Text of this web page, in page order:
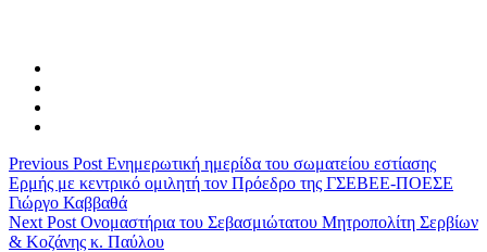
Previous Post Ενημερωτική ημερίδα του σωματείου εστίασης
Ερμής με κεντρικό ομιλητή τον Πρόεδρο της ΓΣΕΒΕΕ-ΠΟΕΣΕ
Γιώργο Καββαθά
Next Post Ονομαστήρια του Σεβασμιώτατου Μητροπολίτη Σερβίων
& Κοζάνης κ. Παύλου